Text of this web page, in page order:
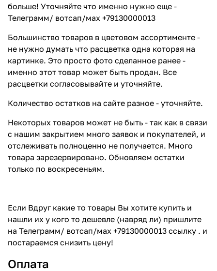
больше! Уточняйте что именно нужно еще -
Телеграмм/ вотсап/мах +79130000013
Большинство товаров в цветовом ассортименте -
не нужно думать что расцветка одна которая на
картинке. Это просто фото сделанное ранее -
именно этот товар может быть продан. Все
расцветки согласовывайте и уточняйте.
Количество остатков на сайте разное - уточняйте.
Некоторых товаров может не быть - так как в связи
с нашим закрытием много заявок и покупателей, и
отслеживать полноценно не получается. Много
товара зарезервировано. Обновляем остатки
только по воскресеньям.
Если Вдруг какие то товары Вы хотите купить и
нашли их у кого то дешевле (навряд ли) пришлите
на Телеграмм/ вотсап/мах +79130000013 ссылку . и
постараемся снизить цену!
Оплата